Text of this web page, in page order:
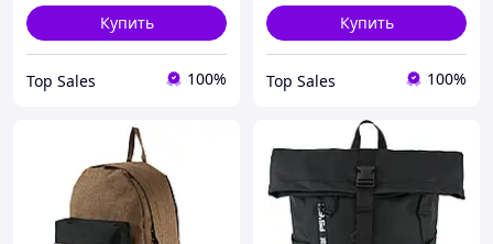
Купить
Top Sales 100%
Купить
Top Sales 100%